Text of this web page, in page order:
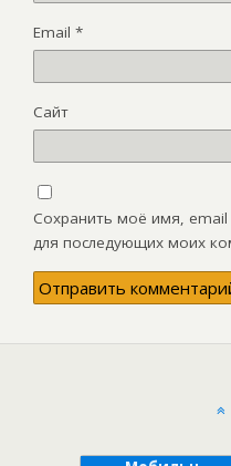
Email *
Сайт
Сохранить моё имя, email
для последующих моих